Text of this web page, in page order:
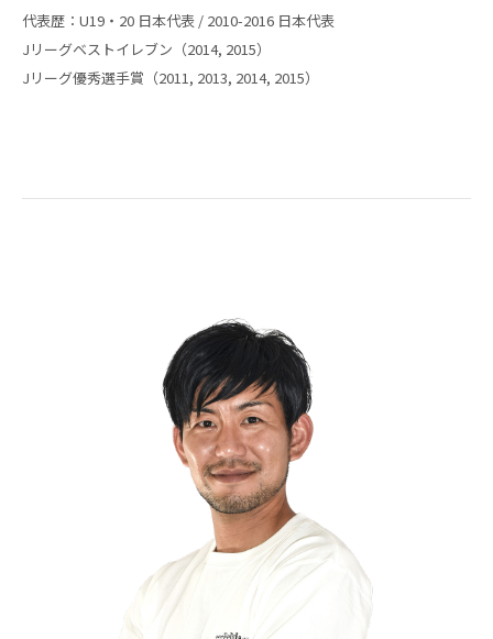
代表歴：U19・20 日本代表 / 2010-2016 日本代表
Jリーグベストイレブン（2014, 2015）
Jリーグ優秀選手賞（2011, 2013, 2014, 2015）